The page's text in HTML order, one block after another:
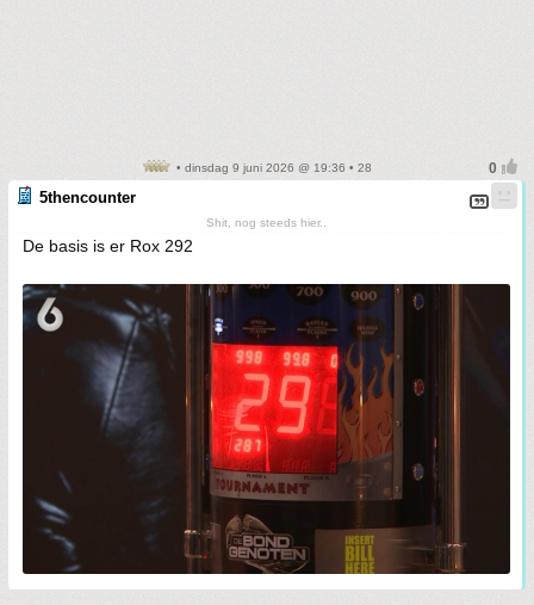
• dinsdag 9 juni 2026 @ 19:36 • 28
5thencounter
Shit, nog steeds hier..
De basis is er Rox 292